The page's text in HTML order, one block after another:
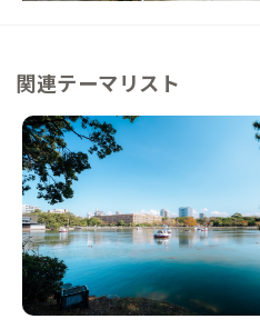
関連テーマリスト